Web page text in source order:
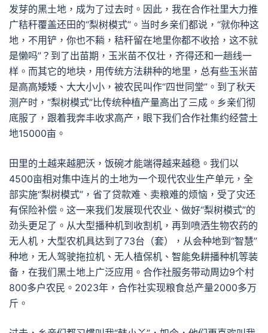
发芽的黑土地，成为了过去时。因此，我在合作社里大力推
广秸秆覆盖还田的“梨树模式”。当时乡亲们都说，“就你种这
地，不用铲，你也不耥，秸秆留在地里你都不收拾，这不就
是懒吗”？到了出苗期，玉米苗不仅壮，齐得还和一趟线一
样。而其它的地块，用传统方法耕种的地里，总有些玉米苗
是高高矮矮、大大小小，被农民叫作“四世同堂”。到了秋天
测产时，“梨树模式”比传统种植产量高出了三成。乡亲们彻
底服了，跟着我奔丰收求高产，眼下我们合作社集约经营土
地15000亩。
田里的土越来越肥沃，饭碗才能端得越来越稳。我们以
4500亩相对集中连片的土地为一个现代农业生产单元，全
部实施“梨树模式”，省了贷款难、卖粮难的烦恼，受了灾还
有保险补偿。这一来我们发展现代农业、做好“梨树模式”的
劲头更足了。从大型播种机到收割机，再到喷洒生物农药的
无人机，大型农机具达到了73台（套），从会种地到“智慧”
种地，无人驾驶拖拉机、无人植保机、智能免耕播种机等装
备，在我们黑土地上广泛应用。合作社服务带动周边9个村
800多户农民。2023年，合作社实现粮食总产量2000多万
斤。